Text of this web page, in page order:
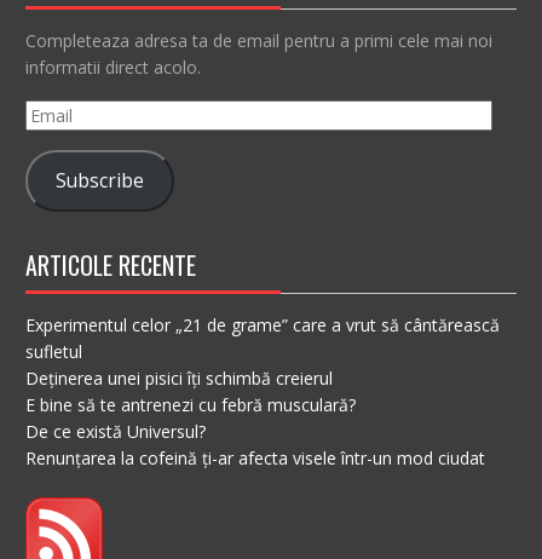
Completeaza adresa ta de email pentru a primi cele mai noi
informatii direct acolo.
Email
Subscribe
ARTICOLE RECENTE
Experimentul celor „21 de grame” care a vrut să cântărească
sufletul
Deținerea unei pisici îți schimbă creierul
E bine să te antrenezi cu febră musculară?
De ce există Universul?
Renunțarea la cofeină ți-ar afecta visele într-un mod ciudat